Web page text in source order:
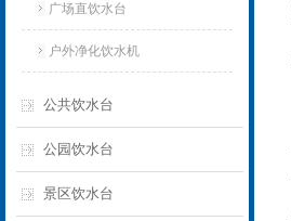
广场直饮水台
户外净化饮水机
公共饮水台
公园饮水台
景区饮水台